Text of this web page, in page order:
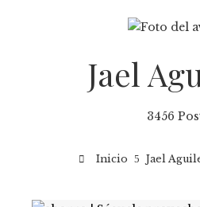
Jael
3456
Inicio Jael